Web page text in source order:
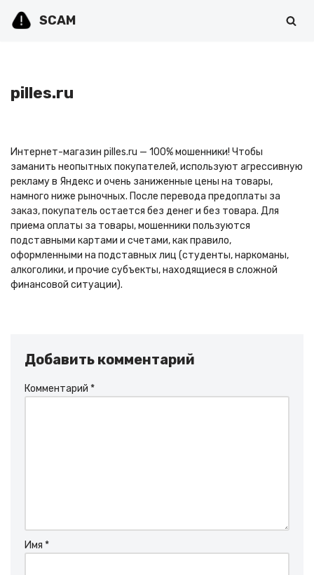
SCAM
pilles.ru
Интернет-магазин pilles.ru — 100% мошенники! Чтобы
заманить неопытных покупателей, используют агрессивную
рекламу в Яндекс и очень заниженные цены на товары,
намного ниже рыночных. После перевода предоплаты за
заказ, покупатель остается без денег и без товара. Для
приема оплаты за товары, мошенники пользуются
подставными картами и счетами, как правило,
оформленными на подставных лиц (студенты, наркоманы,
алкоголики, и прочие субъекты, находящиеся в сложной
финансовой ситуации).
Добавить комментарий
Комментарий *
Имя *